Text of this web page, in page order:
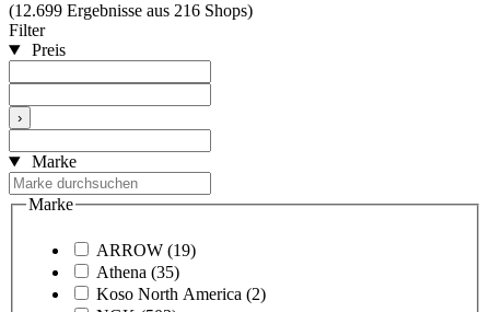
(12.699 Ergebnisse aus 216 Shops)
Filter
Preis
›
Marke
Marke
ARROW (19)
Athena (35)
Koso North America (2)